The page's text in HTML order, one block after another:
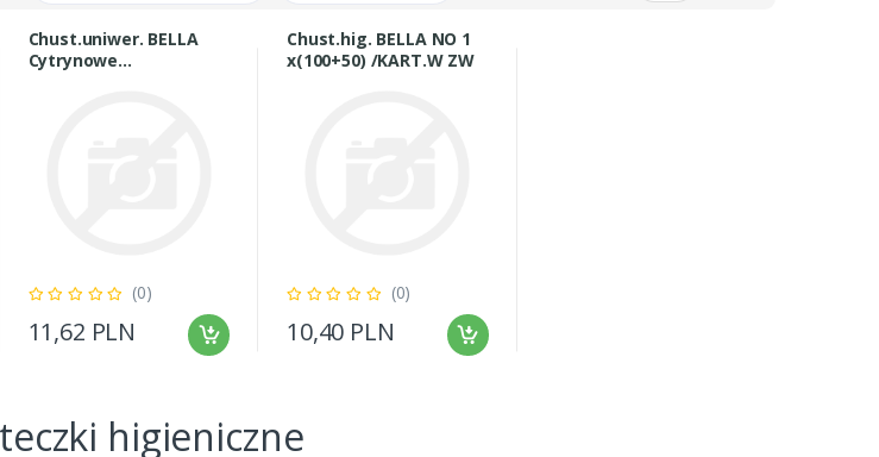
Chust.uniwer. BELLA
Cytrynowe
(0)
11,62 PLN
Chust.hig. BELLA NO 1
x(100+50) /KART.W ZW
(0)
10,40 PLN
higieniczne